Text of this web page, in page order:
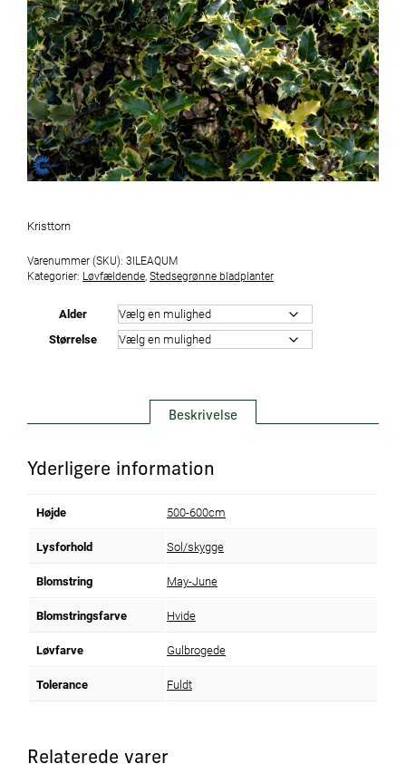
Kristtorn
Varenummer (SKU): 3ILEAQUM
Kategorier: Løvfældende Stedsegrønne bladplanter
Alder
Størrelse
Beskrivelse
Yderligere information
Højde 500-600cm
Lysforhold Sol/skygge
Blomstring May-June
Blomstringsfarve Hvide
Løvfarve Gulbrogede
Tolerance Fuldt
Relaterede varer